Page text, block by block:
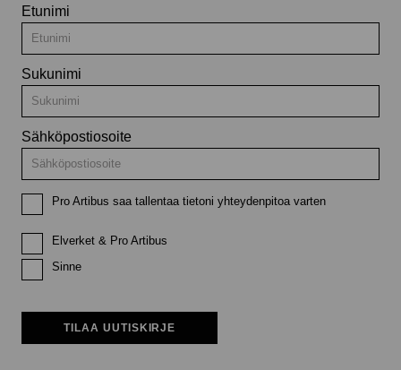
Etunimi
Sukunimi
Sähköpostiosoite
Pro Artibus saa tallentaa tietoni yhteydenpitoa varten
Elverket & Pro Artibus
Sinne
TILAA UUTISKIRJE